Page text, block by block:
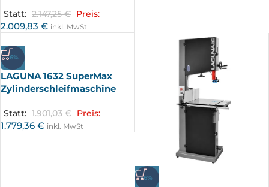
Statt: 2.147,25€ Preis:
2.009,83 € inkl. MwSt
-6%
LAGUNA 1632 SuperMax
Zylinderschleifmaschine
Statt: 1.901,03€ Preis:
1.779,36 € inkl. MwSt
-6%